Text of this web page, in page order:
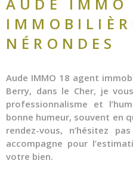
NÉRONDES
Aude IMMO 18 agent
Berry, dans le Cher, je
professionnalisme et
bonne humeur, souvent en
rendez-vous, n’hésitez
accompagne pour
votre bien.